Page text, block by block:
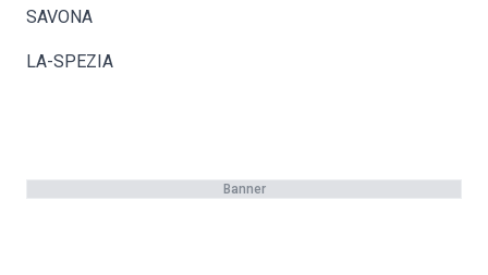
SAVONA
LA-SPEZIA
Banner